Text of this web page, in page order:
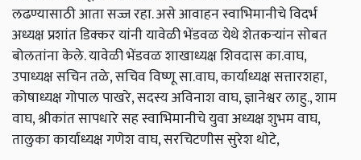
लढण्यासाठी आता सज्ज रहा. असे आवाहन स्वाभिमानीचे विदर्भ
अध्यक्ष प्रशांत डिक्कर यांनी यावेळी भेंडवळ येथे शेतकऱ्यांन सोबत
बोलतांना केले. यावेळी भेंडवळ शाखाध्यक्ष शिवदास का.वाघ,
उपाध्यक्ष सचिन तळे, सचिव विष्णू सा.वाघ, कार्याध्यक्ष सत्तारशहा,
कोषाध्यक्ष गोपाल पाखरे, सदस्य अविनाश वाघ, ज्ञानेश्वर लाहु., शाम
वाघ, श्रीकांत सापधारे सह स्वाभिमानीचे युवा अध्यक्ष शुभम वाघ,
तालुका कार्याध्यक्ष गणेश वाघ, सरचिटणीस सुरेश थोटे,